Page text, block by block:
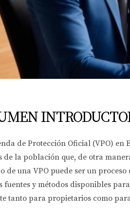
de Protección Oficial (VPO)
de la población que, de otra
de una VPO puede ser un
fuentes y métodos disponibles
tanto para propietarios como